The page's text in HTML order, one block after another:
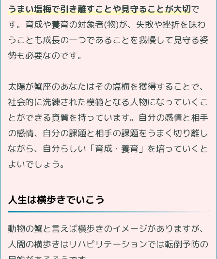
うまい塩梅で引き離すことや見守ることが大切で
す。育成や養育の対象者(物)が、失敗や挫折を味わ
うことも成長の一つであることを我慢して見守る姿
勢も必要なのです。
太陽が蟹座のあなたはその塩梅を獲得することで、
社会的に洗練された模範となる人物になっていくこ
とができる資質を持っています。自分の感情と相手
の感情、自分の課題と相手の課題をうまく切り離し
ながら、自分らしい「育成・養育」を培っていくと
よいでしょう。
人生は横歩きでいこう
動物の蟹と言えば横歩きのイメージがありますが、
人間の横歩きはリハビリテーションでは転倒予防の